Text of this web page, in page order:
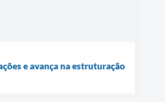
e avança na estruturação